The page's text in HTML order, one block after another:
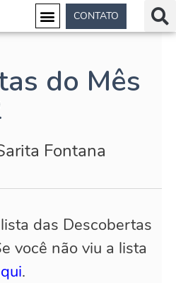
CONTATO
do Mês
Fontana
das Descobertas
você não viu a lista
.